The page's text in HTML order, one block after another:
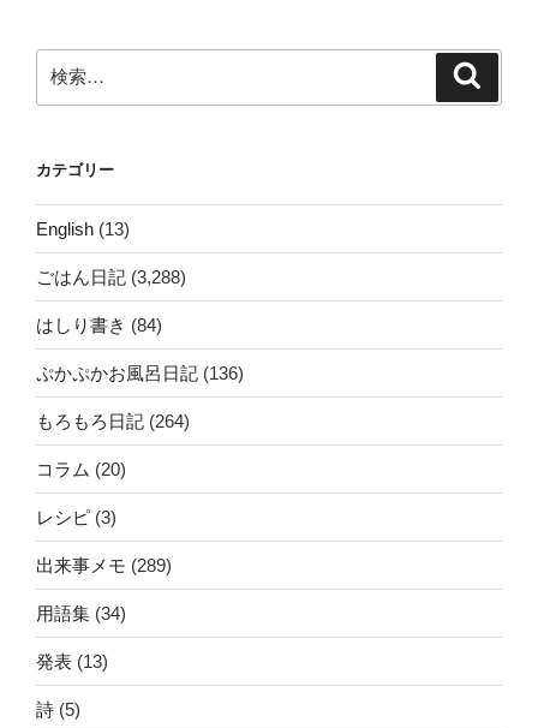
ン
索:
カテゴリー
English (13)
ごはん日記 (3,288)
はしり書き (84)
ぷかぷかお風呂日記 (136)
もろもろ日記 (264)
コラム (20)
レシピ (3)
出来事メモ (289)
用語集 (34)
発表 (13)
詩 (5)